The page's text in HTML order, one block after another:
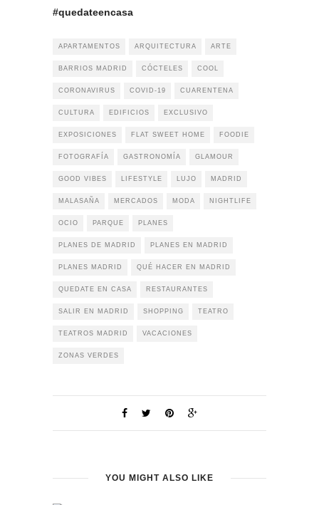
#quedateencasa
APARTAMENTOS ARQUITECTURA ARTE
BARRIOS MADRID CÓCTELES COOL
CORONAVIRUS COVID-19 CUARENTENA
CULTURA EDIFICIOS EXCLUSIVO
EXPOSICIONES FLAT SWEET HOME FOODIE
FOTOGRAFÍA GASTRONOMÍA GLAMOUR
GOOD VIBES LIFESTYLE LUJO MADRID
MALASAÑA MERCADOS MODA NIGHTLIFE
OCIO PARQUE PLANES
PLANES DE MADRID PLANES EN MADRID
PLANES MADRID QUÉ HACER EN MADRID
QUEDATE EN CASA RESTAURANTES
SALIR EN MADRID SHOPPING TEATRO
TEATROS MADRID VACACIONES
ZONAS VERDES
YOU MIGHT ALSO LIKE